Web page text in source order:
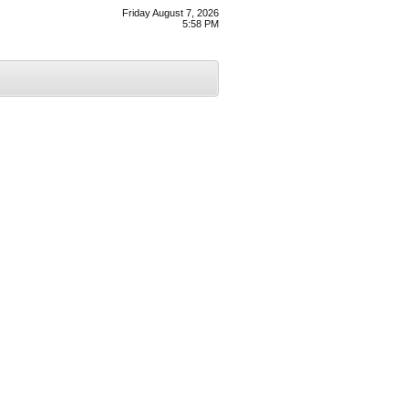
Friday August 7, 2026
5:58 PM